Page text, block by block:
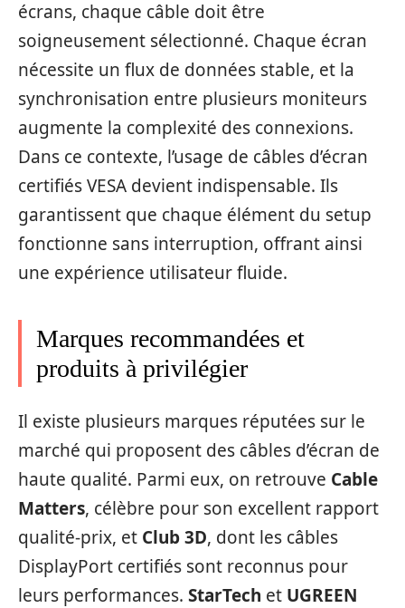
écrans, chaque câble doit être
soigneusement sélectionné. Chaque écran
nécessite un flux de données stable, et la
synchronisation entre plusieurs moniteurs
augmente la complexité des connexions.
Dans ce contexte, l’usage de câbles d’écran
certifiés VESA devient indispensable. Ils
garantissent que chaque élément du setup
fonctionne sans interruption, offrant ainsi
une expérience utilisateur fluide.
Marques recommandées et
produits à privilégier
Il existe plusieurs marques réputées sur le
marché qui proposent des câbles d’écran de
haute qualité. Parmi eux, on retrouve Cable
Matters, célèbre pour son excellent rapport
qualité-prix, et Club 3D, dont les câbles
DisplayPort certifiés sont reconnus pour
leurs performances. StarTech et UGREEN